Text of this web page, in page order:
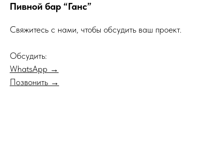
Пивной бар “Ганс”
Свяжитесь с нами, чтобы обсудить ваш проект.
Обсудить:
WhatsApp →
Позвонить →